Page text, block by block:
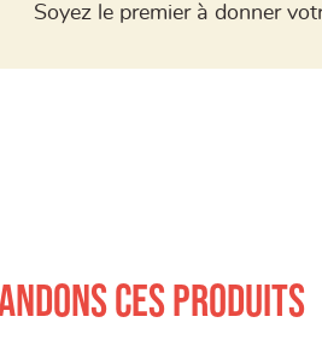
Soyez le premier à donner
ces produits